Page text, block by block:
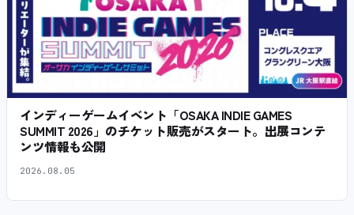
インディーゲームイベント「OSAKA INDIE GAMES
SUMMIT 2026」のチケット販売がスタート。出展コンテ
ンツ情報も公開
2026.08.05